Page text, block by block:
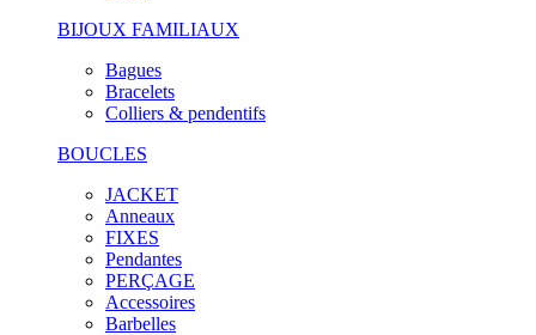
BIJOUX FAMILIAUX
Bagues
Bracelets
Colliers & pendentifs
BOUCLES
JACKET
Anneaux
FIXES
Pendantes
PERÇAGE
Accessoires
Barbelles